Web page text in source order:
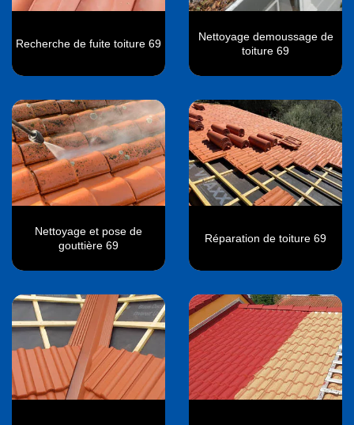
Recherche de fuite toiture 69
Nettoyage demoussage de
toiture 69
Nettoyage et pose de
gouttière 69
Réparation de toiture 69